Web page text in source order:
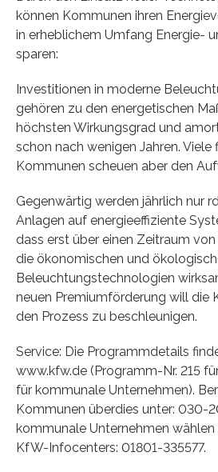
können Kommunen ihren
in erheblichem Umfang Energie-
sparen:
Investitionen in moderne
gehören zu den energetischen
höchsten Wirkungsgrad und
schon nach wenigen Jahren.
Kommunen scheuen aber den
Gegenwärtig werden jährlich nur
Anlagen auf energieeffiziente
dass erst über einen Zeitraum
die ökonomischen und
Beleuchtungstechnologien
neuen Premiumförderung will die
den Prozess zu beschleunigen.
Service: Die Programmdetails
www.kfw.de (Programm-Nr. 215
für kommunale Unternehmen).
Kommunen überdies unter: 030-
kommunale Unternehmen
KfW-Infocenters: 01801-335577.